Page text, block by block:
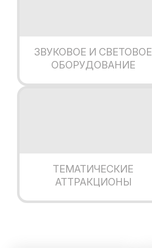
ЗВУКОВОЕ И СВЕТОВОЕ
ОБОРУДОВАНИЕ
ТЕМАТИЧЕСКИЕ
АТТРАКЦИОНЫ